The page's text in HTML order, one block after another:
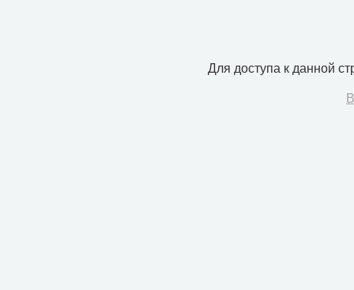
Для доступа к данной